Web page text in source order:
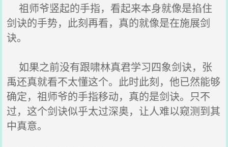
祖师爷竖起的手指，看起来本身就像是掐住
剑诀的手势，此刻再看，真的就像是在施展剑
诀。
如果之前没有跟啸林真君学习四象剑诀，张
禹还真就看不太懂这个。此时此刻，他已然能够
确定，祖师爷的手指移动，真的是剑诀。只不
过，这个剑诀似乎太过深奥，让人难以窥测到其
中真意。